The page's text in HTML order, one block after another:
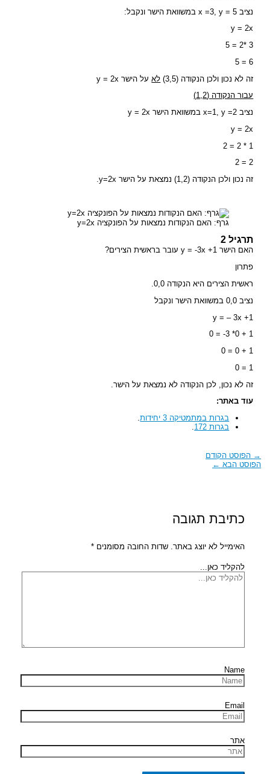
נציב x =3, y = 5 במשוואת הישר ונקבל:
y = 2x
3 *2 = 5
6 = 5
זה לא נכון ולכן הנקודה (3,5)
לאעל הישר y = 2x
עבור הנקודה (1,2)
נציב x=1, y =2 במשוואת הישר y = 2x
y = 2x
1 * 2 = 2
2 = 2
זה נכון ולכן הנקודה (1,2) נמצאת על הישר y=2x.
גרף: האם הנקודות נמצאות על הפונקציה y=2x
תרגיל 2
האם הישר y = -3x +1 עובר בראשית הצירים?
פתרון
ראשית הצירים היא הנקודה 0,0.
נציב 0,0 במשוואת הישר ונקבל
y = – 3x +1
1 + 0* 3- = 0
1 + 0 = 0
1 = 0
זה לא נכון, לכן הנקודה לא נמצאת על הישר.
עוד באתר:
בגרות במתמטיקה 3 יחידות
.
בגרות 172
.
→ הפוסט הקודם
הפוסט הבא ←
כתיבת תגובה
האימייל לא יוצג באתר. שדות החובה מסומנים*
להקליד כאן...
Name
Email
אתר